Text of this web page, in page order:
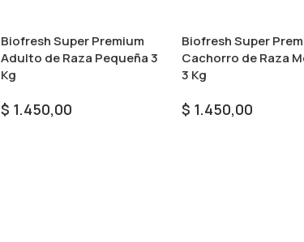
Biofresh Super Premium
Adulto de Raza Pequeña 3
Kg
$ 1.450,00
Biofresh Super
Cachorro de Raza
3 Kg
$ 1.450,00